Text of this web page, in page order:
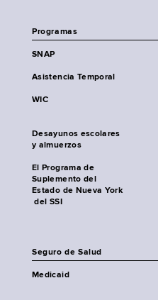
Programas
SNAP
Asistencia Temporal
WIC
Desayunos escolares
y almuerzos
El Programa de
Suplemento del
Estado de Nueva York
del SSI
Seguro de Salud
Medicaid